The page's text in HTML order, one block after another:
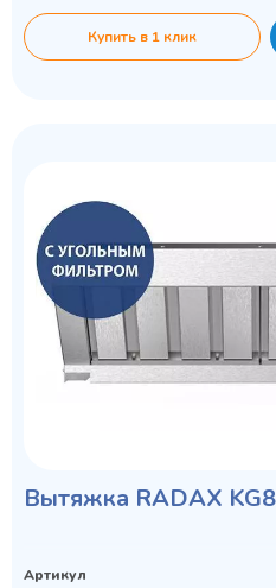
Купить в 1 клик
Вытяжка RADAX
Артикул